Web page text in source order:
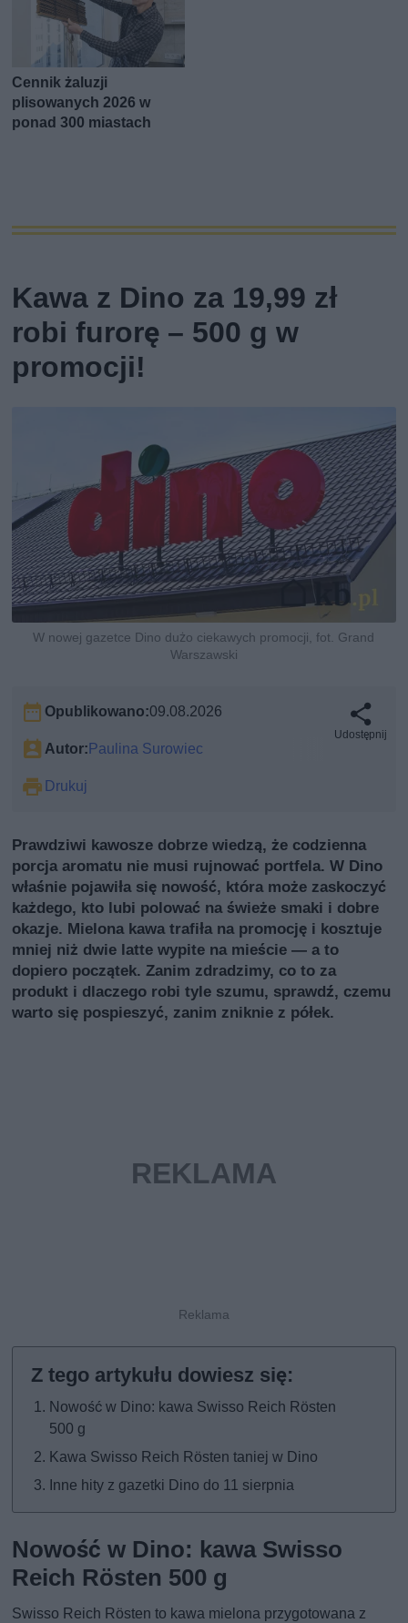
Cennik żaluzji
plisowanych 2026 w
ponad 300 miastach
Kawa z Dino za 19,99 zł
robi furorę – 500 g w
promocji!
W nowej gazetce Dino dużo ciekawych promocji, fot. Grand
Warszawski
Opublikowano:09.08.2026
Autor:Paulina Surowiec
Drukuj
Udostępnij
Prawdziwi kawosze dobrze wiedzą, że codzienna
porcja aromatu nie musi rujnować portfela. W Dino
właśnie pojawiła się nowość, która może zaskoczyć
każdego, kto lubi polować na świeże smaki i dobre
okazje. Mielona kawa trafiła na promocję i kosztuje
mniej niż dwie latte wypite na mieście — a to
dopiero początek. Zanim zdradzimy, co to za
produkt i dlaczego robi tyle szumu, sprawdź, czemu
warto się pospieszyć, zanim zniknie z półek.
Nowość w Dino: kawa Swisso Reich Rösten
500 g
Kawa Swisso Reich Rösten taniej w Dino
Inne hity z gazetki Dino do 11 sierpnia
Nowość w Dino: kawa Swisso
Reich Rösten 500 g
Swisso Reich Rösten to kawa mielona przygotowana z